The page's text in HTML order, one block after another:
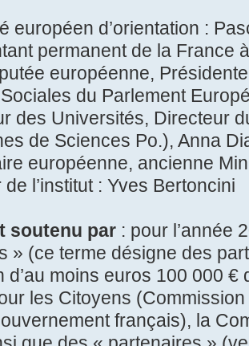
européen d’orientation :
permanent de la France
européenne,
du Parlement
des Universités, Directeur
de Sciences Po.), Anna
européenne, ancienne
l’institut : Yves Bertoncini
soutenu par : pour l’année
» (ce terme désigne des
d’au moins euros 100 000
les Citoyens
français), la